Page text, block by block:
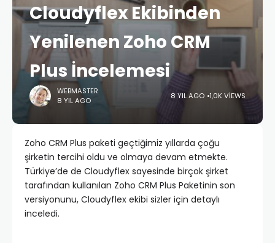
Cloudyflex Ekibinden
Yenilenen Zoho CRM
Plus İncelemesi
WEBMASTER
8 YIL AGO
8 YIL AGO 1,0K VIEWS
Zoho CRM Plus paketi geçtiğimiz yıllarda çoğu
şirketin tercihi oldu ve olmaya devam etmekte.
Türkiye’de de Cloudyflex sayesinde birçok şirket
tarafından kullanılan Zoho CRM Plus Paketinin son
versiyonunu, Cloudyflex ekibi sizler için detaylı
inceledi.